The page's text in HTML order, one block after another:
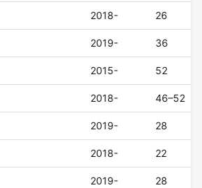
2018- 26
2019- 36
2015- 52
2018- 46–52
2019- 28
2018- 22
2019- 28